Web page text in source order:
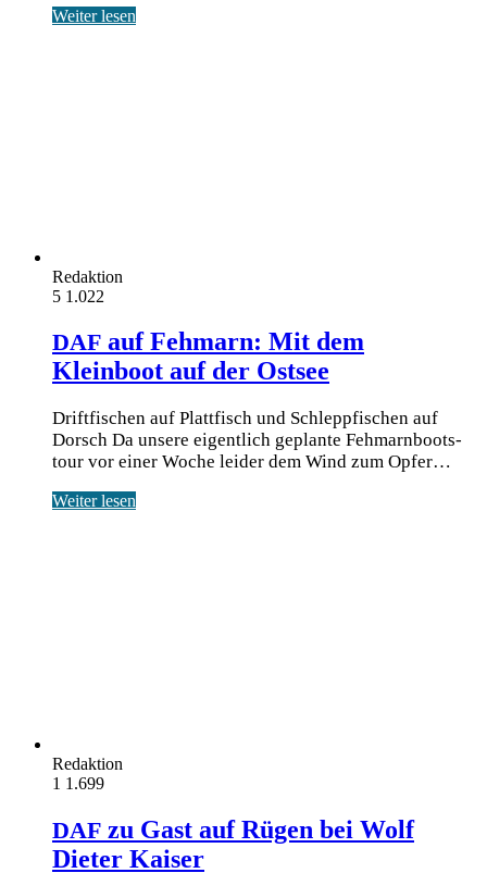
Weiter lesen
Redaktion
5 1.022
DAF auf Fehmarn: Mit dem
Kleinboot auf der Ostsee
Driftfischen auf Plattfisch und Schleppfischen auf
Dorsch Da unse­re eigent­lich geplan­te Feh­marn­boots­
tour vor einer Woche lei­der dem Wind zum Opfer…
Weiter lesen
Redaktion
1 1.699
DAF zu Gast auf Rügen bei Wolf
Dieter Kaiser